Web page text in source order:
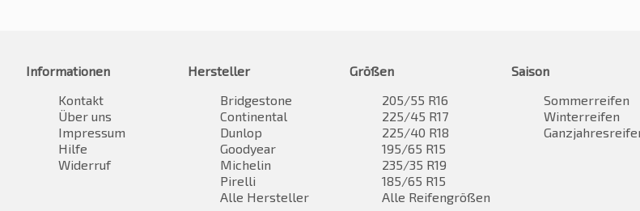
Informationen
Kontakt
Über uns
Impressum
Hilfe
Widerruf
Hersteller
Bridgestone
Continental
Dunlop
Goodyear
Michelin
Pirelli
Alle Hersteller
Größen
205/55 R16
225/45 R17
225/40 R18
195/65 R15
235/35 R19
185/65 R15
Alle Reifengrößen
Saison
Sommerreifen
Winterreifen